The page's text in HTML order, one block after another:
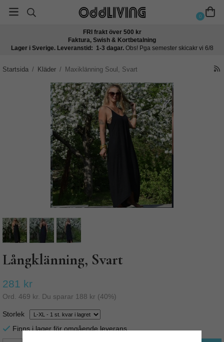
0
FRI frakt över 500 kr
Faktura, Swish & Kortbetalning
Lager i Sverige. Leveranstid: 1-3 dagar. Obs! Pga semester skicakr vi 6/8
Startsida / Kläder / Maxiklänning Soul, Svart
Långklänning, Svart
281 kr
Ord. 469 kr . Du sparar 188 kr (40%)
Storlek
Finns i lager för omgående leverans